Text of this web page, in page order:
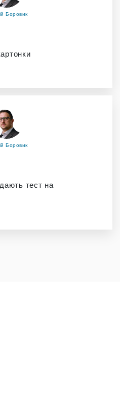
Боровик
Боровик
тест на